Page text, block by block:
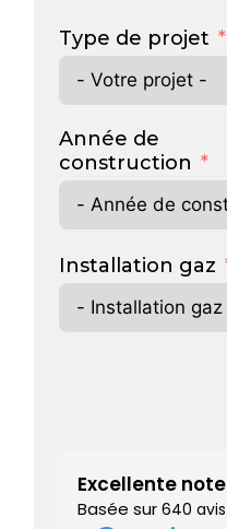
Type de projet
Année de
construction
Installation gaz
Excellente note
Basée sur 640 avis